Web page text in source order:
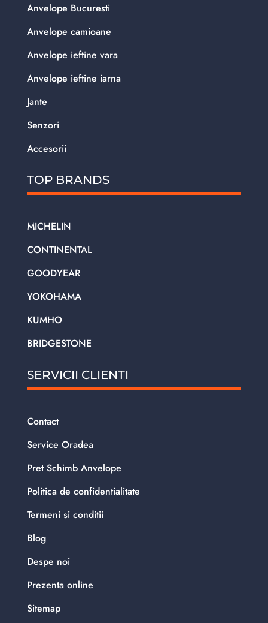
Anvelope Bucuresti
Anvelope camioane
Anvelope ieftine vara
Anvelope ieftine iarna
Jante
Senzori
Accesorii
TOP BRANDS
MICHELIN
CONTINENTAL
GOODYEAR
YOKOHAMA
KUMHO
BRIDGESTONE
SERVICII CLIENTI
Contact
Service Oradea
Pret Schimb Anvelope
Politica de confidentialitate
Termeni si conditii
Blog
Despe noi
Prezenta online
Sitemap